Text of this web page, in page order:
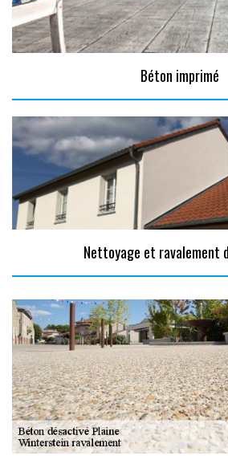
Béton imprimé
Nettoyage et ravalement